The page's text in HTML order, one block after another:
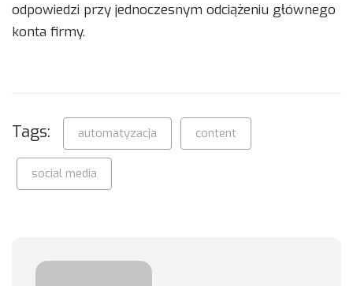
odpowiedzi przy jednoczesnym odciążeniu głównego
konta firmy.
Tags: automatyzacja content
social media